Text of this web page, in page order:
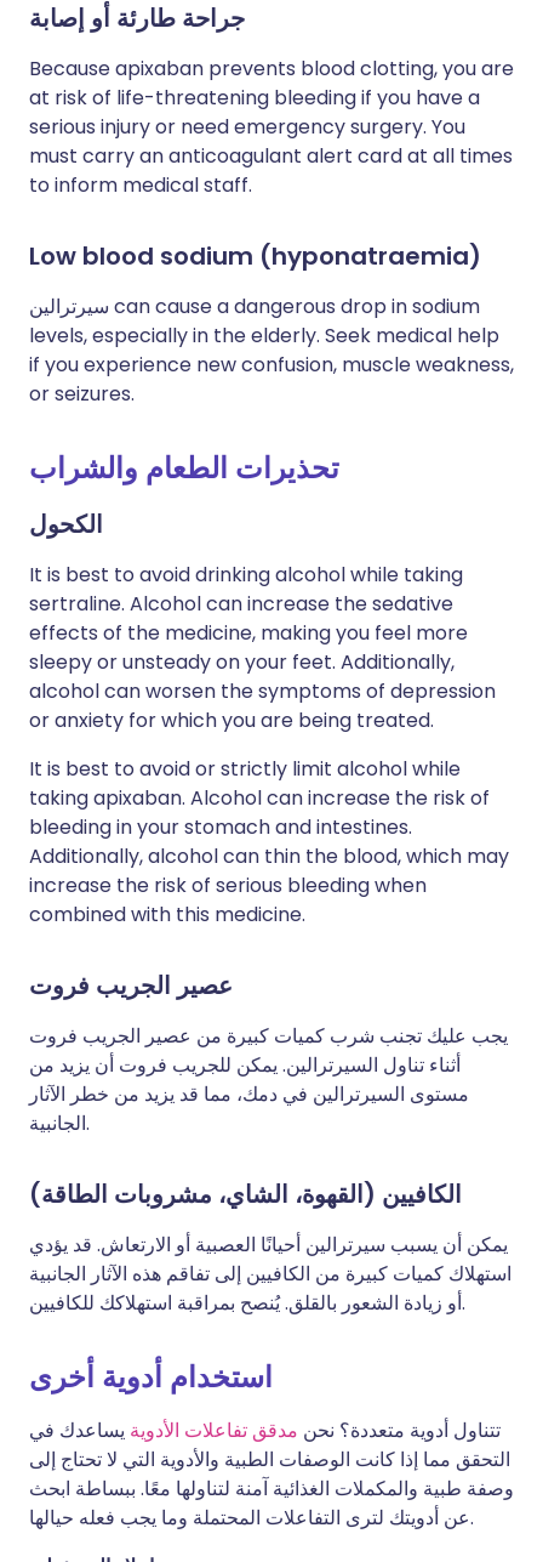
جراحة طارئة أو إصابة
Because apixaban prevents blood clotting, you are
at risk of life-threatening bleeding if you have a
serious injury or need emergency surgery. You
must carry an anticoagulant alert card at all times
to inform medical staff.
Low blood sodium (hyponatraemia)
can cause a dangerous drop in sodium
levels, especially in the elderly. Seek medical help
if you experience new confusion, muscle weakness,
or seizures.
تحذيرات الطعام والشراب
الكحول
It is best to avoid drinking alcohol while taking
sertraline. Alcohol can increase the sedative
effects of the medicine, making you feel more
sleepy or unsteady on your feet. Additionally,
alcohol can worsen the symptoms of depression
or anxiety for which you are being treated.
It is best to avoid or strictly limit alcohol while
taking apixaban. Alcohol can increase the risk of
bleeding in your stomach and intestines.
Additionally, alcohol can thin the blood, which may
increase the risk of serious bleeding when
combined with this medicine.
عصير الجريب فروت
يجب عليك تجنب شرب كميات كبيرة من عصير الجريب فروت
أثناء تناول السيرترالين. يمكن للجريب فروت أن يزيد من
مستوى السيرترالين في دمك، مما قد يزيد من خطر الآثار
الجانبية.
الكافيين (القهوة، الشاي، مشروبات الطاقة)
يمكن أن يسبب سيرترالين أحيانًا العصبية أو الارتعاش. قد يؤدي
استهلاك كميات كبيرة من الكافيين إلى تفاقم هذه الآثار الجانبية
أو زيادة الشعور بالقلق. يُنصح بمراقبة استهلاكك للكافيين.
استخدام أدوية أخرى
تتناول أدوية متعددة؟ نحن مدقق تفاعلات الأدوية يساعدك في
التحقق مما إذا كانت الوصفات الطبية والأدوية التي لا تحتاج إلى
وصفة طبية والمكملات الغذائية آمنة لتناولها معًا. ببساطة ابحث
عن أدويتك لترى التفاعلات المحتملة وما يجب فعله حيالها.